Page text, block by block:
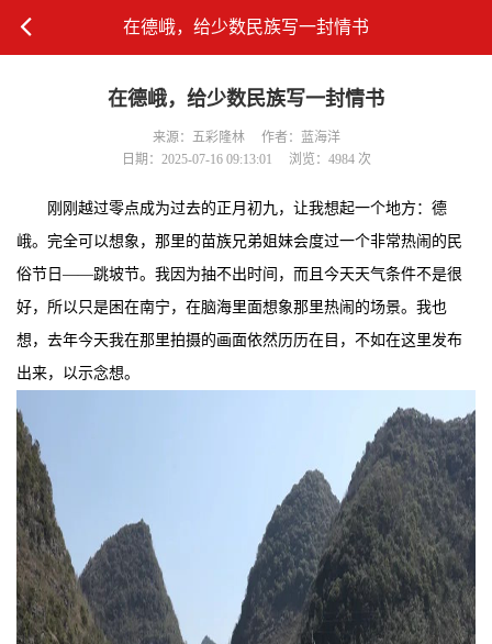
​在德峨，给少数民族写一封情书
​在德峨，给少数民族写一封情书
来源：五彩隆林
作者：蓝海洋
日期：2025-07-16 09:13:01
浏览：4984 次
刚刚越过零点成为过去的正月初九，让我想起一个地方：德
峨。完全可以想象，那里的苗族兄弟姐妹会度过一个非常热闹的民
俗节日——跳坡节。我因为抽不出时间，而且今天天气条件不是很
好，所以只是困在南宁，在脑海里面想象那里热闹的场景。我也
想，去年今天我在那里拍摄的画面依然历历在目，不如在这里发布
出来，以示念想。